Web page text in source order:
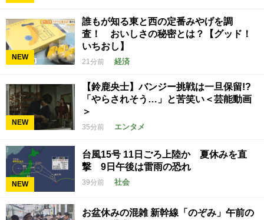
NEW
誰もが知る東と西の定番みやげを調
査！ おいしさの秘密とは？【グッド！
いちおし】
21分前 経済
NEW
【鈴鹿央士】バンジー挑戦は一旦保留!?
「やらされそう…」と苦笑い＜芸能動画
＞
35分前 エンタメ
NEW
台風15号 11日ごろ上陸か 夏休みを直
撃 9日午後は雷雨の恐れ
39分前 社会
お盆休みの混雑 新幹線「のぞみ」午前の